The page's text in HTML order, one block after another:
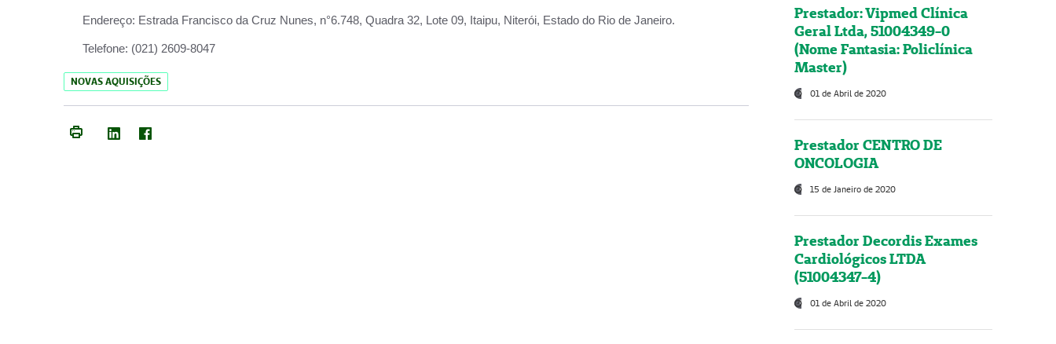
Endereço: Estrada Francisco da Cruz Nunes, n°6.748, Quadra 32, Lote 09, Itaipu, Niterói, Estado do Rio de Janeiro.
Telefone: (021) 2609-8047
NOVAS AQUISIÇÕES
Prestador: Vipmed Clínica
Geral Ltda, 51004349-0
(Nome Fantasia: Policlínica
Master)
01 de Abril de 2020
Prestador CENTRO DE
ONCOLOGIA
15 de Janeiro de 2020
Prestador Decordis Exames
Cardiológicos LTDA
(51004347-4)
01 de Abril de 2020